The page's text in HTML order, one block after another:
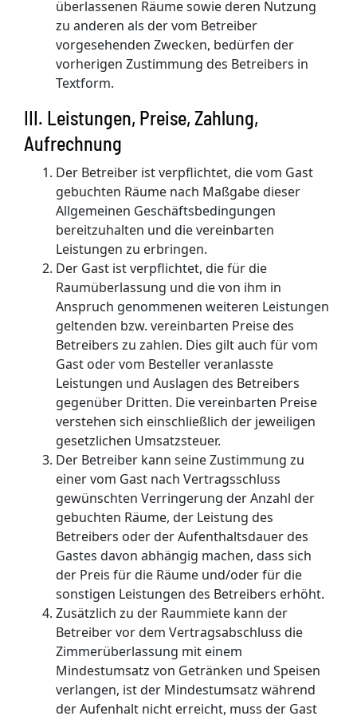
überlassenen Räume sowie deren Nutzung
zu anderen als der vom Betreiber
vorgesehenden Zwecken, bedürfen der
vorherigen Zustimmung des Betreibers in
Textform.
III. Leistungen, Preise, Zahlung,
Aufrechnung
Der Betreiber ist verpflichtet, die vom Gast
gebuchten Räume nach Maßgabe dieser
Allgemeinen Geschäftsbedingungen
bereitzuhalten und die vereinbarten
Leistungen zu erbringen.
Der Gast ist verpflichtet, die für die
Raumüberlassung und die von ihm in
Anspruch genommenen weiteren Leistungen
geltenden bzw. vereinbarten Preise des
Betreibers zu zahlen. Dies gilt auch für vom
Gast oder vom Besteller veranlasste
Leistungen und Auslagen des Betreibers
gegenüber Dritten. Die vereinbarten Preise
verstehen sich einschließlich der jeweiligen
gesetzlichen Umsatzsteuer.
Der Betreiber kann seine Zustimmung zu
einer vom Gast nach Vertragsschluss
gewünschten Verringerung der Anzahl der
gebuchten Räume, der Leistung des
Betreibers oder der Aufenthaltsdauer des
Gastes davon abhängig machen, dass sich
der Preis für die Räume und/oder für die
sonstigen Leistungen des Betreibers erhöht.
Zusätzlich zu der Raummiete kann der
Betreiber vor dem Vertragsabschluss die
Zimmerüberlassung mit einem
Mindestumsatz von Getränken und Speisen
verlangen, ist der Mindestumsatz während
der Aufenhalt nicht erreicht, muss der Gast